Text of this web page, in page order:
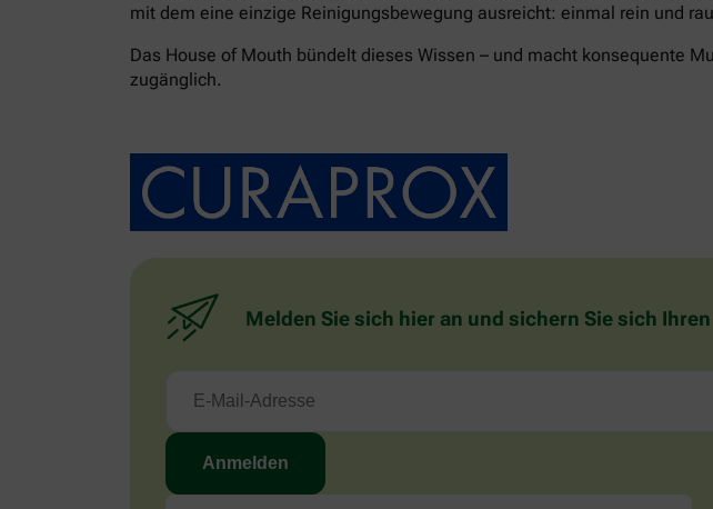
mit dem eine einzige Reinigungsbewegung ausreicht: einmal rein und
Das House of Mouth bündelt dieses Wissen – und macht konsequente
zugänglich.
Melden Sie sich hier an und sichern Sie sich